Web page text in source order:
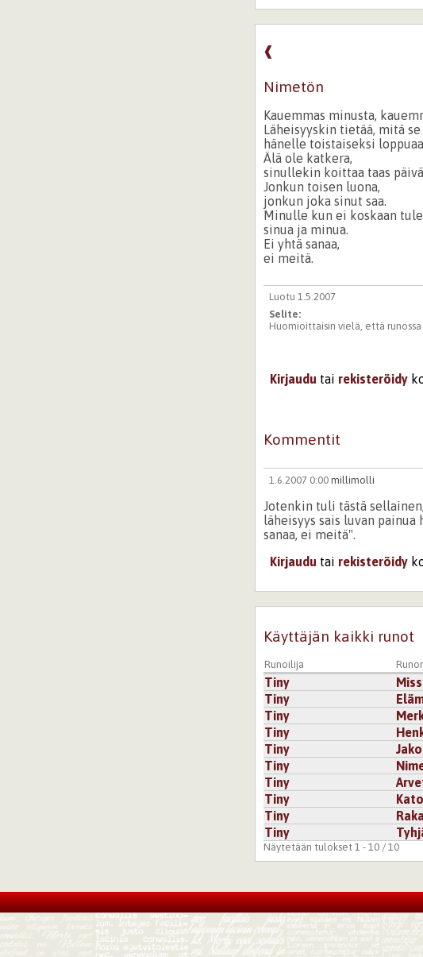
❰
Nimetön
Kauemmas minusta,
Läheisyyskin tietää, mitä
hänelle toistaiseksi
Älä ole katkera,
sinullekin koittaa taas päivä.
Jonkun toisen luona,
jonkun joka sinut saa.
Minulle kun ei koskaan
sinua ja minua.
Ei yhtä sanaa,
ei meitä.
Luotu 1.5.2007
Selite:
Huomioittaisin vielä, että
Kirjaudu tai rekisteröidy
Kommentit
1.6.2007 0:00 millimolli
Jotenkin tuli tästä
läheisyys sais luvan
sanaa, ei meitä".
Kirjaudu tai rekisteröidy
Käyttäjän kaikki runot
Runoilija
Tiny
Tiny
Tiny
Tiny
Tiny
Tiny
Tiny
Tiny
Tiny
Tiny
Näytetään tulokset 1 - 10 / 10